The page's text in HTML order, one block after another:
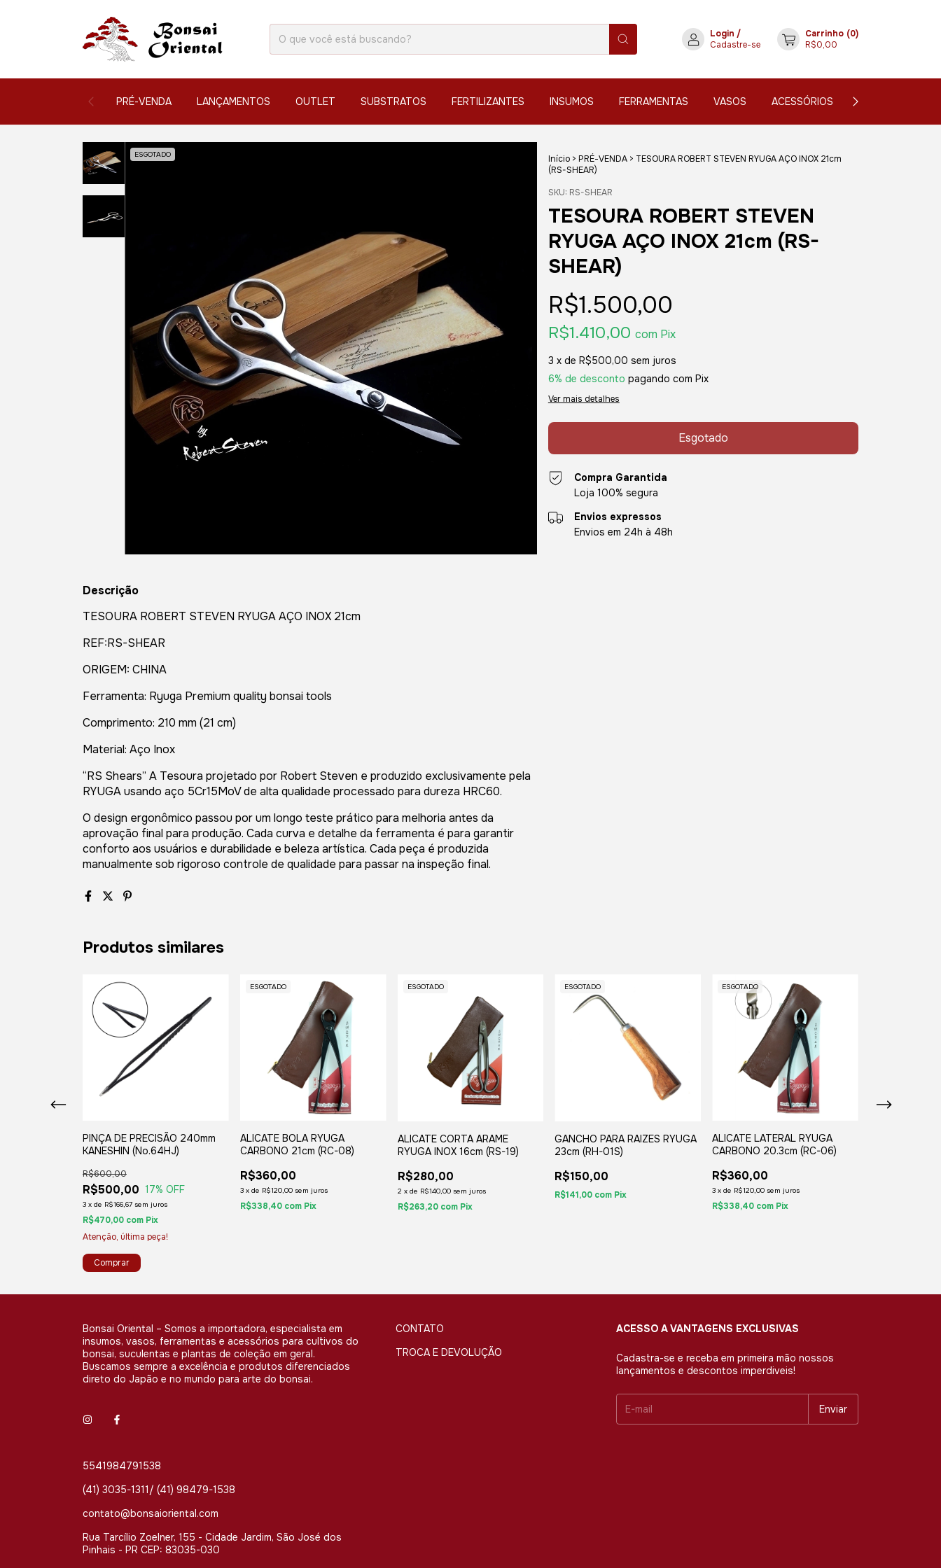
Login /
Cadastre-se
Carrinho (0)
R$0,00
PRÉ-VENDA LANÇAMENTOS OUTLET SUBSTRATOS FERTILIZANTES INSUMOS FERRAMENTAS VASOS ACESSÓRIOS
ESGOTADO Início > PRÉ-VENDA > TESOURA ROBERT STEVEN RYUGA AÇO INOX 21cm
(RS-SHEAR)
SKU: RS-SHEAR
TESOURA ROBERT STEVEN
RYUGA AÇO INOX 21cm (RS-
SHEAR)
R$1.500,00
R$1.410,00 com Pix
3 x de R$500,00 sem juros
6% de desconto pagando com Pix
Ver mais detalhes
Compra Garantida
Loja 100% segura
Envios expressos
Envios em 24h à 48h
Descrição
TESOURA ROBERT STEVEN RYUGA AÇO INOX 21cm
REF:RS-SHEAR
ORIGEM: CHINA
Ferramenta: Ryuga Premium quality bonsai tools
Comprimento: 210 mm (21 cm)
Material: Aço Inox
“RS Shears” A Tesoura projetado por Robert Steven e produzido exclusivamente pela
RYUGA usando aço 5Cr15MoV de alta qualidade processado para dureza HRC60.
O design ergonômico passou por um longo teste prático para melhoria antes da
aprovação final para produção. Cada curva e detalhe da ferramenta é para garantir
conforto aos usuários e durabilidade e beleza artística. Cada peça é produzida
manualmente sob rigoroso controle de qualidade para passar na inspeção final.
Produtos similares
PINÇA DE PRECISÃO 240mm
KANESHIN (No.64HJ)
R$500,00
R$600,00
17% OFF
3 x de R$166,67 sem juros
R$470,00 com Pix
Atenção, última peça!
ESGOTADO
ALICATE BOLA RYUGA
CARBONO 21cm (RC-08)
R$360,00
3 x de R$120,00 sem juros
R$338,40 com Pix
ESGOTADO
ALICATE CORTA ARAME
RYUGA INOX 16cm (RS-19)
R$280,00
2 x de R$140,00 sem juros
R$263,20 com Pix
ESGOTADO
GANCHO PARA RAIZES RYUGA
23cm (RH-01S)
R$150,00
R$141,00 com Pix
ESGOTADO
ALICATE LATERAL RYUGA
CARBONO 20.3cm (RC-06)
R$360,00
3 xde R$120,00 sem juros
R$338,40 com Pix
Bonsai Oriental – Somos a importadora, especialista em
insumos, vasos, ferramentas e acessórios para cultivos do
bonsai, suculentas e plantas de coleção em geral.
Buscamos sempre a excelência e produtos diferenciados
direto do Japão e no mundo para arte do bonsai.
5541984791538
(41) 3035-1311/ (41) 98479-1538
contato@bonsaioriental.com
Rua Tarcílio Zoelner, 155 - Cidade Jardim, São José dos
Pinhais - PR CEP: 83035-030
CONTATO
TROCA E DEVOLUÇÃO
ACESSO A VANTAGENS EXCLUSIVAS
Cadastra-se e receba em primeira mão nossos
lançamentos e descontos imperdiveis!